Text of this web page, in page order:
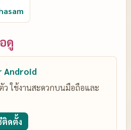
ดู
Android
ใช้งานสะดวกบนมือถือและ
ติดตั้ง